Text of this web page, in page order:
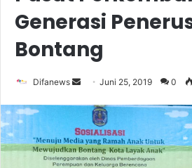
Generasi
Bontang
Difanews
Send
email
Juni 25, 2019 0